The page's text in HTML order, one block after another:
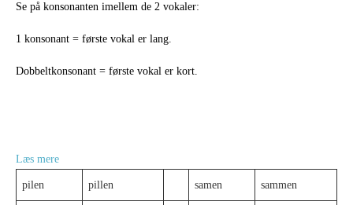
Se på konsonanten imellem de 2 vokaler:
1 konsonant = første vokal er lang.
Dobbeltkonsonant = første vokal er kort.
Læs mere:
Dobbeltkonsonant
eller
pilen pillen samen sammen